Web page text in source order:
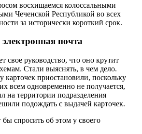
восхищаемся колоссальными
Чеченской Республикой во всех
за исторически короткий срок.
почта
свое руководство, что оно крутит
Стали выяснять, в чем дело.
карточек приостановили, поскольку
всем одновременно не получается,
на территории подразделения
подождать с выдачей карточек.
спросить об этом у своего